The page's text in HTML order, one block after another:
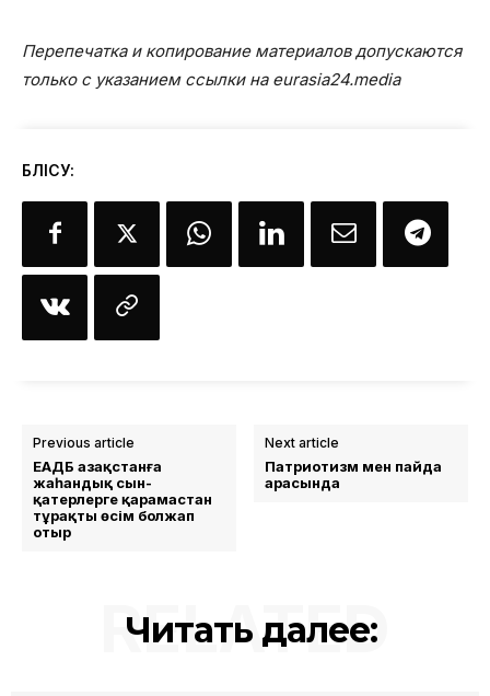
Перепечатка и копирование материалов допускаются
только с указанием ссылки на eurasia24.media
БӨЛІСУ:
Previous article
ЕАДБ Қазақстанға
жаһандық сын-
қатерлерге қарамастан
тұрақты өсім болжап
отыр
Next article
Патриотизм мен пайда
арасында
Читать далее:
RELATED